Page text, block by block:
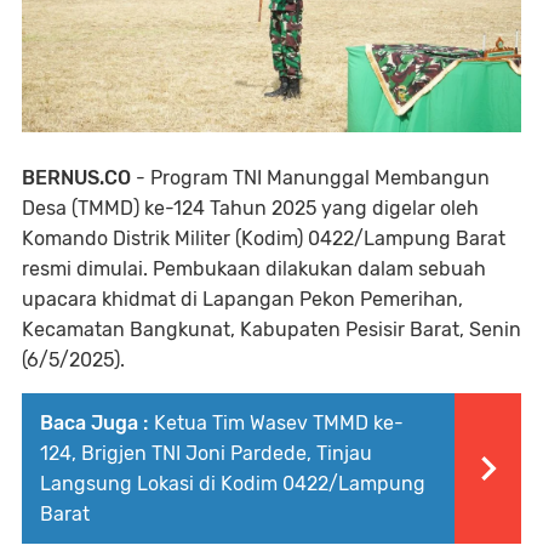
BERNUS.CO - Program TNI Manunggal Membangun
Desa (TMMD) ke-124 Tahun 2025 yang digelar oleh
Komando Distrik Militer (Kodim) 0422/Lampung Barat
resmi dimulai. Pembukaan dilakukan dalam sebuah
upacara khidmat di Lapangan Pekon Pemerihan,
Kecamatan Bangkunat, Kabupaten Pesisir Barat, Senin
(6/5/2025).
Baca Juga : Ketua Tim Wasev TMMD ke-
124, Brigjen TNI Joni Pardede, Tinjau
Langsung Lokasi di Kodim 0422/Lampung
Barat